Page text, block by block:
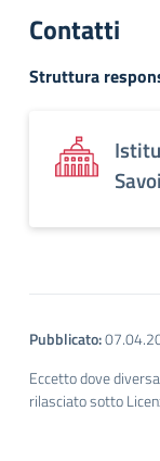
Contatti
Struttura
Pubblicato:
Eccetto dove
rilasciato sotto